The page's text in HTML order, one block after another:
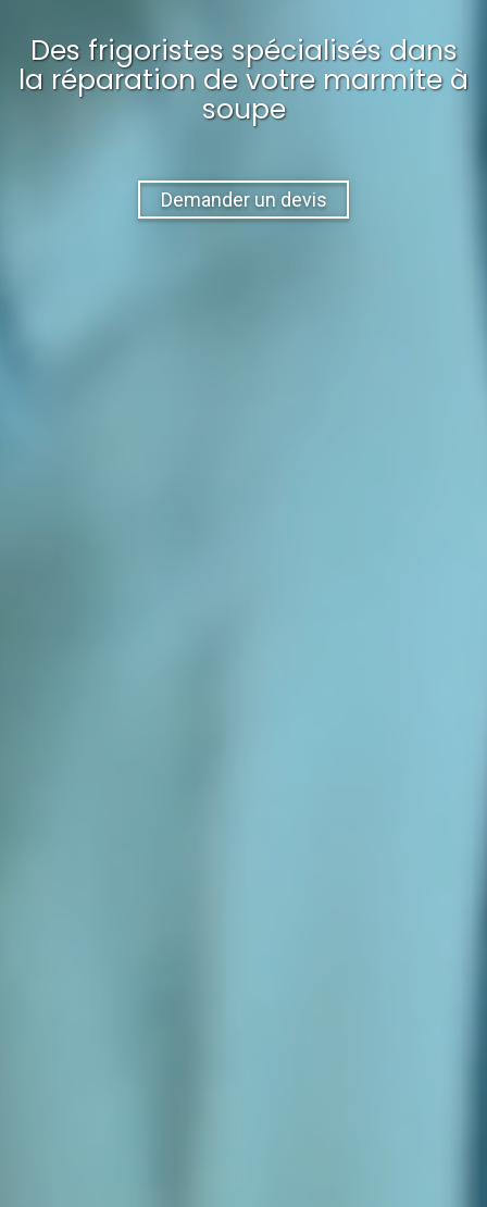
Des frigoristes spécialisés dans
la réparation de votre marmite à
soupe
Demander un devis